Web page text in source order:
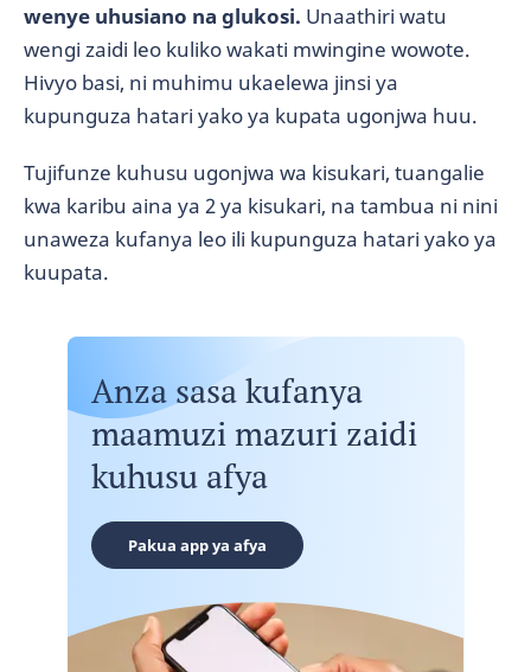
wenye uhusiano na glukosi. Unaathiri watu
wengi zaidi leo kuliko wakati mwingine wowote.
Hivyo basi, ni muhimu ukaelewa jinsi ya
kupunguza hatari yako ya kupata ugonjwa huu.
Tujifunze kuhusu ugonjwa wa kisukari, tuangalie
kwa karibu aina ya 2 ya kisukari, na tambua ni nini
unaweza kufanya leo ili kupunguza hatari yako ya
kuupata.
Anza sasa kufanya
maamuzi mazuri zaidi
kuhusu afya
Pakua app ya afya